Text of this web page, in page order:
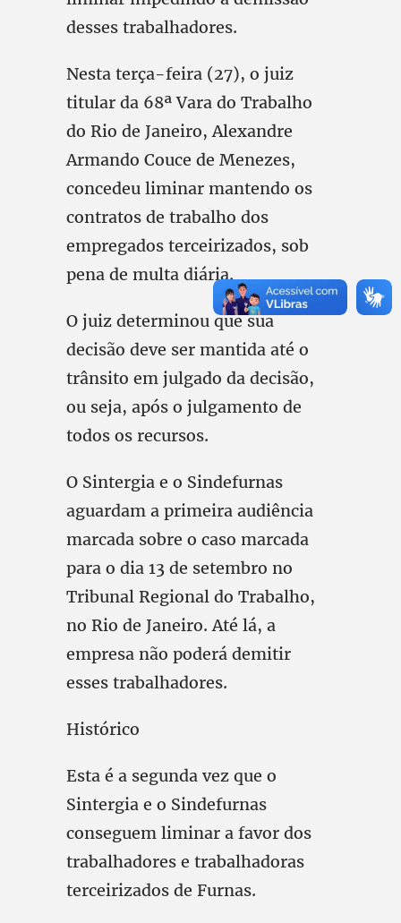
desses trabalhadores.
Nesta terça-feira (27), o juiz
titular da 68ª Vara do Trabalho
do Rio de Janeiro, Alexandre
Armando Couce de Menezes,
concedeu liminar mantendo os
contratos de trabalho dos
empregados terceirizados, sob
pena de multa diária.
O juiz determinou que sua
decisão deve ser mantida até o
trânsito em julgado da decisão,
ou seja, após o julgamento de
todos os recursos.
O Sintergia e o Sindefurnas
aguardam a primeira audiência
marcada sobre o caso marcada
para o dia 13 de setembro no
Tribunal Regional do Trabalho,
no Rio de Janeiro. Até lá, a
empresa não poderá demitir
esses trabalhadores.
Histórico
Esta é a segunda vez que o
Sintergia e o Sindefurnas
conseguem liminar a favor dos
trabalhadores e trabalhadoras
terceirizados de Furnas.